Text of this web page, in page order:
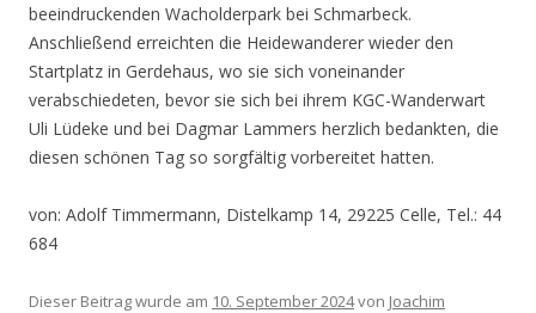
beeindruckenden Wacholderpark bei Schmarbeck.
Anschließend erreichten die Heidewanderer wieder den
Startplatz in Gerdehaus, wo sie sich voneinander
verabschiedeten, bevor sie sich bei ihrem KGC-Wanderwart
Uli Lüdeke und bei Dagmar Lammers herzlich bedankten, die
diesen schönen Tag so sorgfältig vorbereitet hatten.
von: Adolf Timmermann, Distelkamp 14, 29225 Celle, Tel.: 44
684
Dieser Beitrag wurde am 10. September 2024von Joachim